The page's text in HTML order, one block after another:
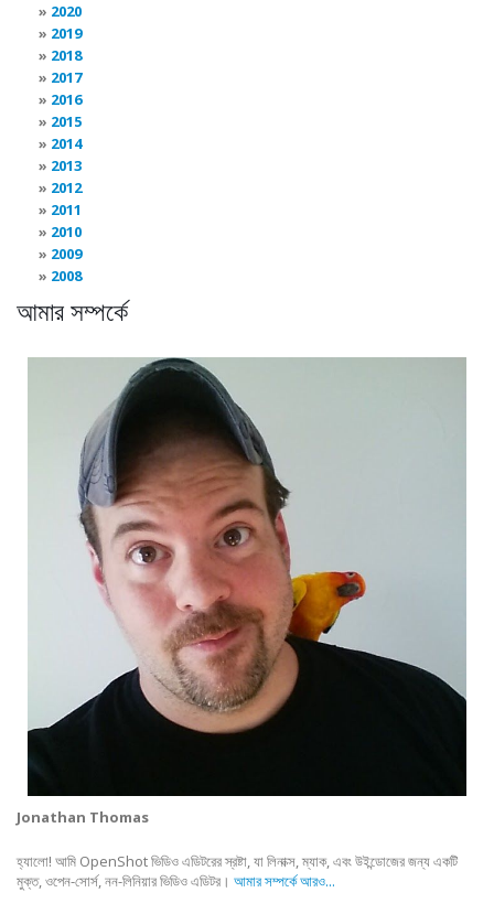
2020
2019
2018
2017
2016
2015
2014
2013
2012
2011
2010
2009
2008
আমার সম্পর্কে
Jonathan Thomas
হ্যালো! আমি OpenShot ভিডিও এডিটরের স্রষ্টা, যা লিনাক্স, ম্যাক, এবং উইন্ডোজের জন্য একটি
মুক্ত, ওপেন-সোর্স, নন-লিনিয়ার ভিডিও এডিটর। আমার সম্পর্কে আরও...